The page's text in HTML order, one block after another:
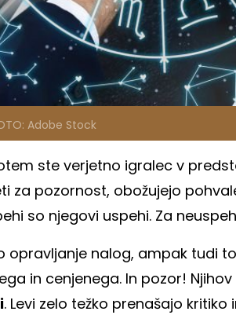
Adobe Stock
ste verjetno igralec v
za pozornost, obožujejo
so njegovi uspehi. Za
opravljanje nalog, ampak tudi
in cenjenega. In pozor! Njihov
. Levi zelo težko prenašajo